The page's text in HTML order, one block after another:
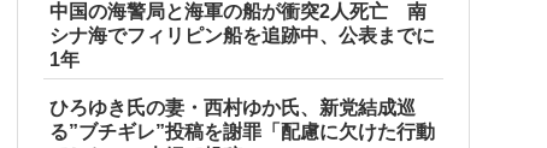
中国の海警局と海軍の船が衝突2人死亡 南
シナ海でフィリピン船を追跡中、公表までに
1年
ひろゆき氏の妻・西村ゆか氏、新党結成巡
る”ブチギレ”投稿を謝罪「配慮に欠けた行動